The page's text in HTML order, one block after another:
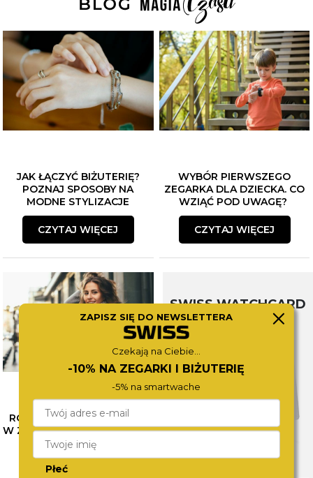
JAK ŁĄCZYĆ BIŻUTERIĘ?
POZNAJ SPOSOBY NA
MODNE STYLIZACJE
CZYTAJ WIĘCEJ
WYBÓR PIERWSZEGO
ZEGARKA DLA DZIECKA. CO
WZIĄĆ POD UWAGĘ?
CZYTAJ WIĘCEJ
RÓŻNE OBLICZA SZAROŚCI
W ZEGARKACH CALVIN KLEIN
– SPRAWDŹ NASZE
PROPOZYCJE
CZYTAJ WIĘCEJ
SWISS WATCHCARD
ZAPISZ SIĘ DO NEWSLETTERA
Czekają na Ciebie...
-10% NA ZEGARKI I BIŻUTERIĘ
-5% na smartwache
Płeć